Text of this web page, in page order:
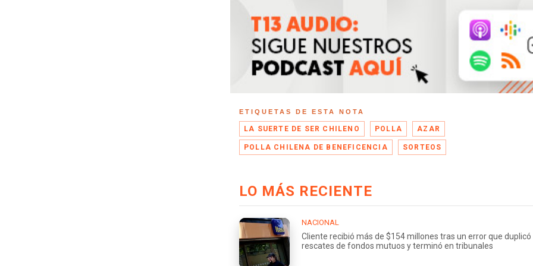
ETIQUETAS DE ESTA NOTA
LA SUERTE DE SER CHILENO POLLA AZAR
POLLA CHILENA DE BENEFICENCIA SORTEOS
LO MÁS RECIENTE
NACIONAL
Cliente recibió más de $154 millones tras un error que duplicó
rescates de fondos mutuos y terminó en tribunales